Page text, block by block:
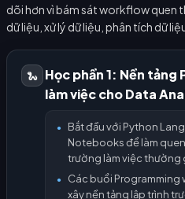
dõi hơn vì bám sát workflow quen
dữ liệu, xử lý dữ liệu, phân tích dữ
🐍 Học phần 1: Nền
làm việc cho Data
●
Bắt đầu với Python
Notebooks để làm
trường làm việc thường
●
Các buổi
xây nền tảng lập trình